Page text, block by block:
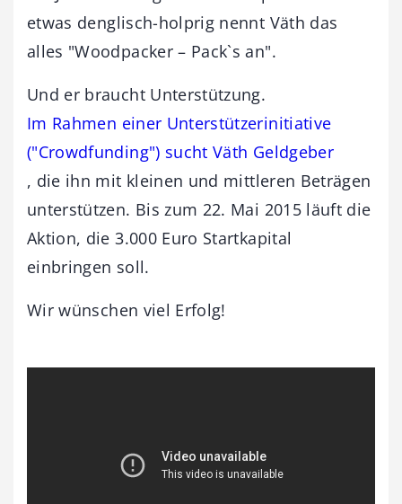
etwas denglisch-holprig nennt Väth das
alles "Woodpacker – Pack`s an".
Und er braucht Unterstützung.
Im Rahmen einer Unterstützerinitiative
("Crowdfunding") sucht Väth Geldgeber
, die ihn mit kleinen und mittleren Beträgen
unterstützen. Bis zum 22. Mai 2015 läuft die
Aktion, die 3.000 Euro Startkapital
einbringen soll.
Wir wünschen viel Erfolg!